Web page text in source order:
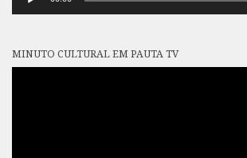
MINUTO CULTURAL EM PAUTA TV